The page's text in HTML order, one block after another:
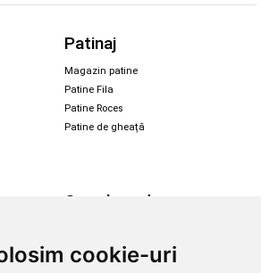
cookie-uri
Patinaj
Magazin patine
Patine Fila
Patine Roces
Patine de gheață
Snowboard
Echipament snowboard
Legături Rome SDS